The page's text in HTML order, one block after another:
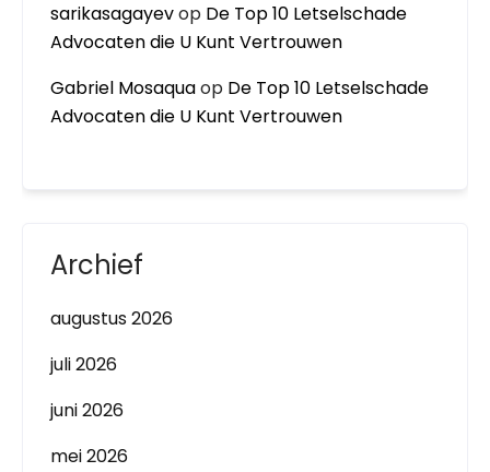
sarikasagayevop De Top 10 Letselschade
Advocaten die U Kunt Vertrouwen
Gabriel Mosaquaop De Top 10 Letselschade
Advocaten die U Kunt Vertrouwen
Archief
augustus 2026
juli 2026
juni 2026
mei 2026